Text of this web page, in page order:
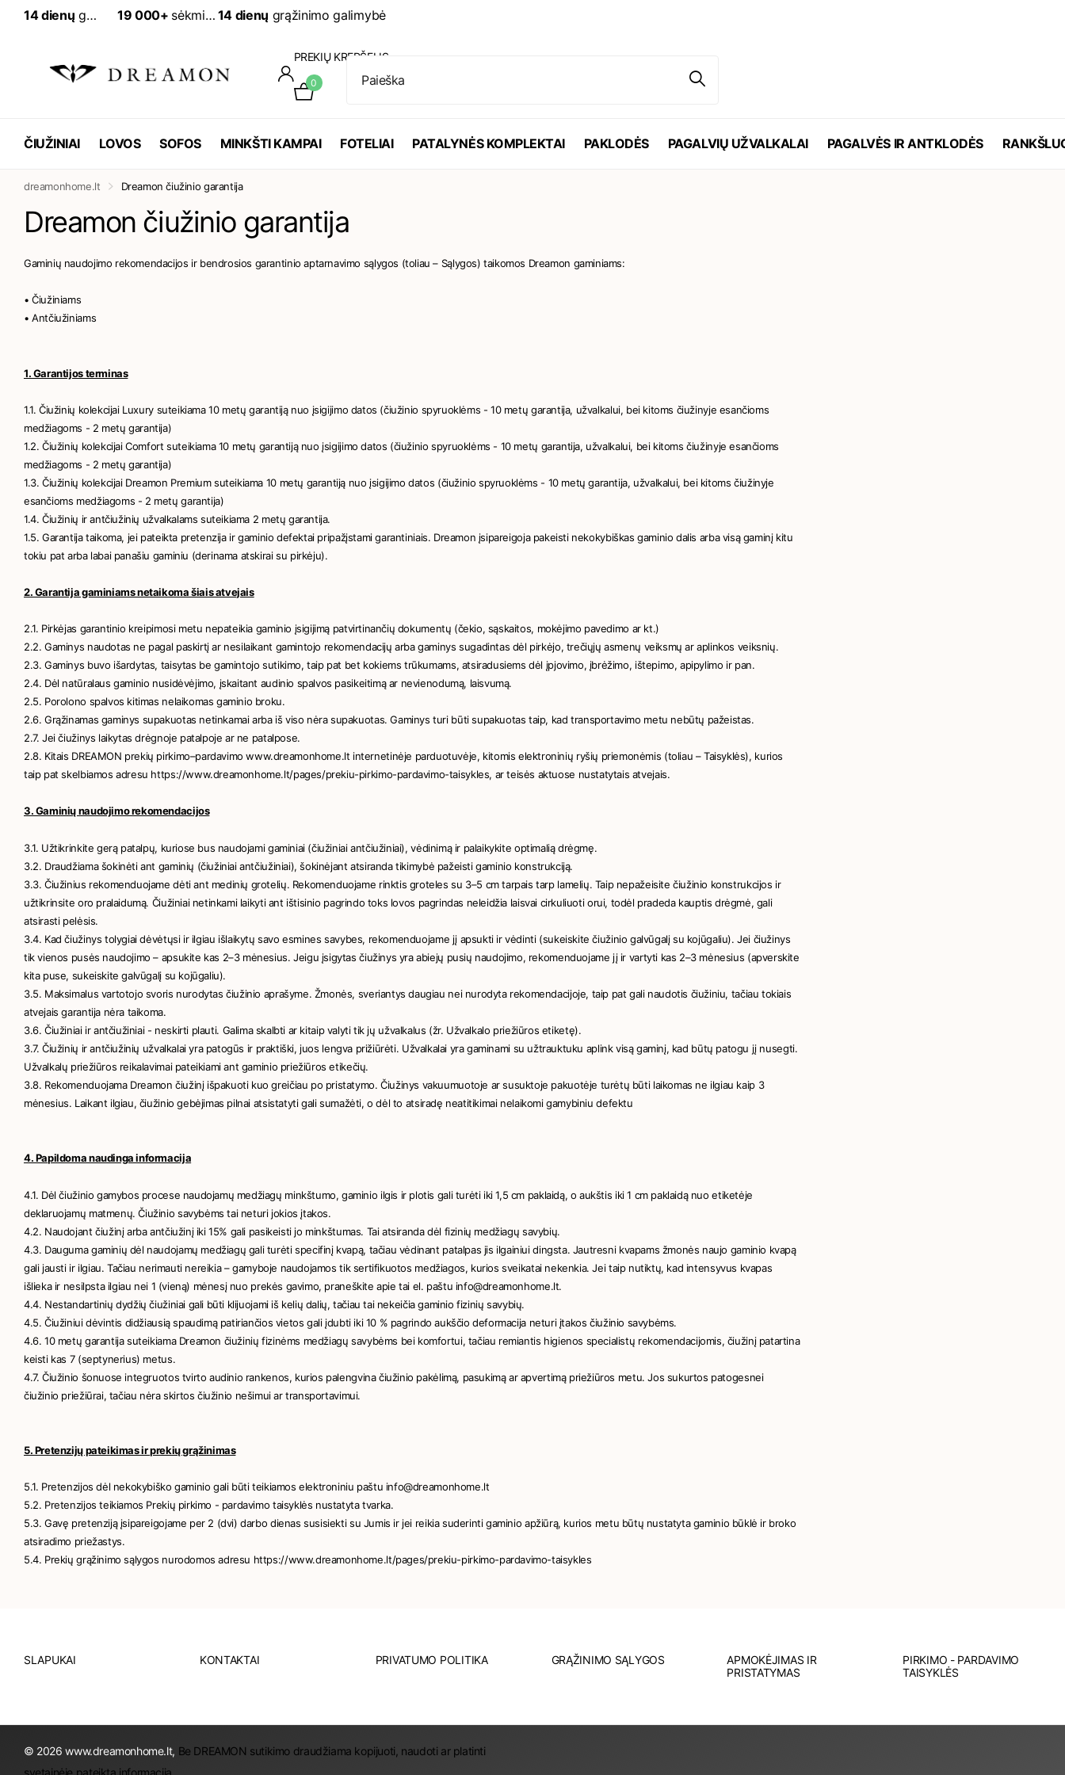
14 dienų grąžinimo galimybė 19 000+ sėkmingai įvykdytų užsakymų 19 000+ sėkmingai įvykdytų užsakymų
PREKIŲ KREPŠELIS
0
ČIUŽINIAI LOVOS SOFOS MINKŠTI KAMPAI FOTELIAI PATALYNĖS KOMPLEKTAI PAKLODĖS PAGALVIŲ UŽVALKALAI PAGALVĖS IR ANTKLODĖS
dreamonhome.lt Dreamon čiužinio garantija
Dreamon čiužinio garantija
Gaminių naudojimo rekomendacijos ir bendrosios garantinio aptarnavimo sąlygos (toliau – Sąlygos) taikomos Dreamon gaminiams:
• Čiužiniams
• Antčiužiniams
1. Garantijos terminas
1.1. Čiužinių kolekcijai Luxury suteikiama 10 metų garantiją nuo įsigijimo datos (čiužinio spyruoklėms - 10 metų garantija, užvalkalui, bei kitoms čiužinyje esančioms
medžiagoms - 2 metų garantija)
1.2. Čiužinių kolekcijai Comfort suteikiama 10 metų garantiją nuo įsigijimo datos (čiužinio spyruoklėms - 10 metų garantija, užvalkalui, bei kitoms čiužinyje esančioms
medžiagoms - 2 metų garantija)
1.3. Čiužinių kolekcijai Dreamon Premium suteikiama 10 metų garantiją nuo įsigijimo datos (čiužinio spyruoklėms - 10 metų garantija, užvalkalui, bei kitoms čiužinyje
esančioms medžiagoms - 2 metų garantija)
1.4. Čiužinių ir antčiužinių užvalkalams suteikiama 2 metų garantija.
1.5. Garantija taikoma, jei pateikta pretenzija ir gaminio defektai pripažįstami garantiniais. Dreamon įsipareigoja pakeisti nekokybiškas gaminio dalis arba visą gaminį kitu
tokiu pat arba labai panašiu gaminiu (derinama atskirai su pirkėju).
2. Garantija gaminiams netaikoma šiais atvejais
2.1. Pirkėjas garantinio kreipimosi metu nepateikia gaminio įsigijimą patvirtinančių dokumentų (čekio, sąskaitos, mokėjimo pavedimo ar kt.)
2.2. Gaminys naudotas ne pagal paskirtį ar nesilaikant gamintojo rekomendacijų arba gaminys sugadintas dėl pirkėjo, trečiųjų asmenų veiksmų ar aplinkos veiksnių.
2.3. Gaminys buvo išardytas, taisytas be gamintojo sutikimo, taip pat bet kokiems trūkumams, atsiradusiems dėl įpjovimo, įbrėžimo, ištepimo, apipylimo ir pan.
2.4. Dėl natūralaus gaminio nusidėvėjimo, įskaitant audinio spalvos pasikeitimą ar nevienodumą, laisvumą.
2.5. Porolono spalvos kitimas nelaikomas gaminio broku.
2.6. Grąžinamas gaminys supakuotas netinkamai arba iš viso nėra supakuotas. Gaminys turi būti supakuotas taip, kad transportavimo metu nebūtų pažeistas.
2.7. Jei čiužinys laikytas drėgnoje patalpoje ar ne patalpose.
2.8. Kitais DREAMON prekių pirkimo–pardavimo www.dreamonhome.lt internetinėje parduotuvėje, kitomis elektroninių ryšių priemonėmis (toliau – Taisyklės), kurios
taip pat skelbiamos adresu https://www.dreamonhome.lt/pages/prekiu-pirkimo-pardavimo-taisykles, ar teisės aktuose nustatytais atvejais.
3. Gaminių naudojimo rekomendacijos
3.1. Užtikrinkite gerą patalpų, kuriose bus naudojami gaminiai (čiužiniai antčiužiniai), vėdinimą ir palaikykite optimalią drėgmę.
3.2. Draudžiama šokinėti ant gaminių (čiužiniai antčiužiniai), šokinėjant atsiranda tikimybė pažeisti gaminio konstrukciją.
3.3. Čiužinius rekomenduojame dėti ant medinių grotelių. Rekomenduojame rinktis groteles su 3–5 cm tarpais tarp lamelių. Taip nepažeisite čiužinio konstrukcijos ir
užtikrinsite oro pralaidumą. Čiužiniai netinkami laikyti ant ištisinio pagrindo toks lovos pagrindas neleidžia laisvai cirkuliuoti orui, todėl pradeda kauptis drėgmė, gali
atsirasti pelėsis.
3.4. Kad čiužinys tolygiai dėvėtųsi ir ilgiau išlaikytų savo esmines savybes, rekomenduojame jį apsukti ir vėdinti (sukeiskite čiužinio galvūgalį su kojūgaliu). Jei čiužinys
tik vienos pusės naudojimo – apsukite kas 2–3 mėnesius. Jeigu įsigytas čiužinys yra abiejų pusių naudojimo, rekomenduojame jį ir vartyti kas 2–3 mėnesius (apverskite
kita puse, sukeiskite galvūgalį su kojūgaliu).
3.5. Maksimalus vartotojo svoris nurodytas čiužinio aprašyme. Žmonės, sveriantys daugiau nei nurodyta rekomendacijoje, taip pat gali naudotis čiužiniu, tačiau tokiais
atvejais garantija nėra taikoma.
3.6. Čiužiniai ir antčiužiniai - neskirti plauti. Galima skalbti ar kitaip valyti tik jų užvalkalus (žr. Užvalkalo priežiūros etiketę).
3.7. Čiužinių ir antčiužinių užvalkalai yra patogūs ir praktiški, juos lengva prižiūrėti. Užvalkalai yra gaminami su užtrauktuku aplink visą gaminį, kad būtų patogu jį nusegti.
Užvalkalų priežiūros reikalavimai pateikiami ant gaminio priežiūros etikečių.
3.8. Rekomenduojama Dreamon čiužinį išpakuoti kuo greičiau po pristatymo. Čiužinys vakuumuotoje ar susuktoje pakuotėje turėtų būti laikomas ne ilgiau kaip 3
mėnesius. Laikant ilgiau, čiužinio gebėjimas pilnai atsistatyti gali sumažėti, o dėl to atsiradę neatitikimai nelaikomi gamybiniu defektu
4. Papildoma naudinga informacija
4.1. Dėl čiužinio gamybos procese naudojamų medžiagų minkštumo, gaminio ilgis ir plotis gali turėti iki 1,5 cm paklaidą, o aukštis iki 1 cm paklaidą nuo etiketėje
deklaruojamų matmenų. Čiužinio savybėms tai neturi jokios įtakos.
4.2. Naudojant čiužinį arba antčiužinį iki 15% gali pasikeisti jo minkštumas. Tai atsiranda dėl fizinių medžiagų savybių.
4.3. Dauguma gaminių dėl naudojamų medžiagų gali turėti specifinį kvapą, tačiau vėdinant patalpas jis ilgainiui dingsta. Jautresni kvapams žmonės naujo gaminio kvapą
gali jausti ir ilgiau. Tačiau nerimauti nereikia – gamyboje naudojamos tik sertifikuotos medžiagos, kurios sveikatai nekenkia. Jei taip nutiktų, kad intensyvus kvapas
išlieka ir nesilpsta ilgiau nei 1 (vieną) mėnesį nuo prekės gavimo, praneškite apie tai el. paštu info@dreamonhome.lt.
4.4. Nestandartinių dydžių čiužiniai gali būti klijuojami iš kelių dalių, tačiau tai nekeičia gaminio fizinių savybių.
4.5. Čiužiniui dėvintis didžiausią spaudimą patiriančios vietos gali įdubti iki 10 % pagrindo aukščio deformacija neturi įtakos čiužinio savybėms.
4.6. 10 metų garantija suteikiama Dreamon čiužinių fizinėms medžiagų savybėms bei komfortui, tačiau remiantis higienos specialistų rekomendacijomis, čiužinį patartina
keisti kas 7 (septynerius) metus.
4.7. Čiužinio šonuose integruotos tvirto audinio rankenos, kurios palengvina čiužinio pakėlimą, pasukimą ar apvertimą priežiūros metu. Jos sukurtos patogesnei
čiužinio priežiūrai, tačiau nėra skirtos čiužinio nešimui ar transportavimui.
5. Pretenzijų pateikimas ir prekių grąžinimas
5.1. Pretenzijos dėl nekokybiško gaminio gali būti teikiamos elektroniniu paštu info@dreamonhome.lt
5.2. Pretenzijos teikiamos Prekių pirkimo - pardavimo taisyklės nustatyta tvarka.
5.3. Gavę pretenziją įsipareigojame per 2 (dvi) darbo dienas susisiekti su Jumis ir jei reikia suderinti gaminio apžiūrą, kurios metu būtų nustatyta gaminio būklė ir broko
atsiradimo priežastys.
5.4. Prekių grąžinimo sąlygos nurodomos adresu https://www.dreamonhome.lt/pages/prekiu-pirkimo-pardavimo-taisykles
SLAPUKAI KONTAKTAI PRIVATUMO POLITIKA GRĄŽINIMO SĄLYGOS
APMOKĖJIMAS IR
PRISTATYMAS
PIRKIMO - PARDAVIMO
TAISYKLĖS
© 2026 www.dreamonhome.lt, Be DREAMON sutikimo draudžiama kopijuoti, naudoti ar platinti